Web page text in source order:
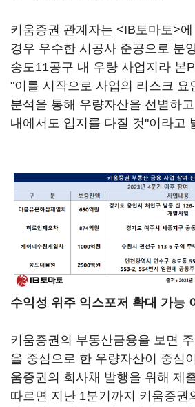
키움증권 관계자는 <IB토마토>
경우 우수한 시공사 준공으로 분
송도11공구 내 우량 사업지라 본
"이를 시작으로 사업의 리스크 요
분석을 통해 우량자산을 선별하
내에서도 입지를 다질 것"이라고
수익성 위주 익스포저 확대 가능
키움증권의 부동산금융을 보면
을 중심으로 한 우량자산이 중심
움증권의 회사채 발행을 위해 제
따르면 지난 1분기까지 키움증권